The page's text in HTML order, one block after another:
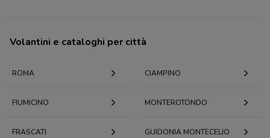
Volantini e cataloghi per città
ROMA CIAMPINO
FIUMICINO MONTEROTONDO
FRASCATI GUIDONIA MONTECELIO